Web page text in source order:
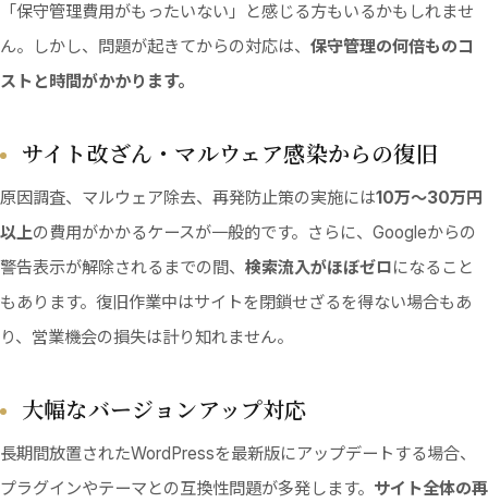
「保守管理費用がもったいない」と感じる方もいるかもしれませ
ん。しかし、問題が起きてからの対応は、 保守管理の何倍ものコ
ストと時間がかかります。
サイト改ざん・マルウェア感染からの復旧
原因調査、マルウェア除去、再発防止策の実施には10万〜30万円
以上の費用がかかるケースが一般的です。さらに、Googleからの
警告表示が解除されるまでの間、 検索流入がほぼゼロになること
もあります。復旧作業中はサイトを閉鎖せざるを得ない場合もあ
り、営業機会の損失は計り知れません。
大幅なバージョンアップ対応
長期間放置されたWordPressを最新版にアップデートする場合、
プラグインやテーマとの互換性問題が多発します。 サイト全体の再